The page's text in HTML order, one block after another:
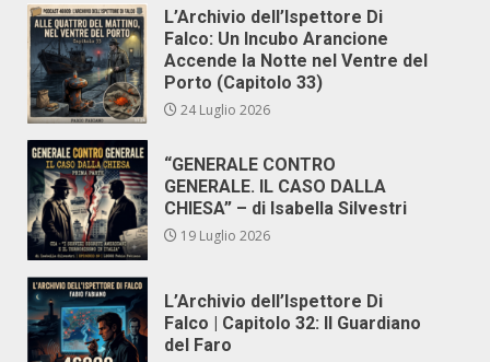
L’Archivio dell’Ispettore Di
Falco: Un Incubo Arancione
Accende la Notte nel Ventre del
Porto (Capitolo 33)
24 Luglio 2026
“GENERALE CONTRO
GENERALE. IL CASO DALLA
CHIESA” – di Isabella Silvestri
19 Luglio 2026
L’Archivio dell’Ispettore Di
Falco | Capitolo 32: Il Guardiano
del Faro